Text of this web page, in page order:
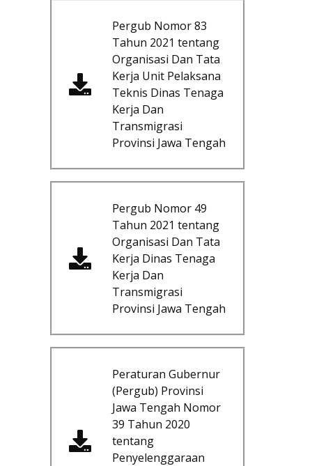
Pergub Nomor 83
Tahun 2021 tentang
Organisasi Dan Tata
Kerja Unit Pelaksana
Teknis Dinas Tenaga
Kerja Dan
Transmigrasi
Provinsi Jawa Tengah
Pergub Nomor 49
Tahun 2021 tentang
Organisasi Dan Tata
Kerja Dinas Tenaga
Kerja Dan
Transmigrasi
Provinsi Jawa Tengah
Peraturan Gubernur
(Pergub) Provinsi
Jawa Tengah Nomor
39 Tahun 2020
tentang
Penyelenggaraan